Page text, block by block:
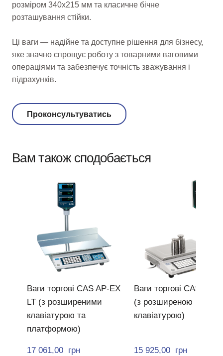
розміром 340х215 мм та класичне бічне
розташування стійки.
Ці ваги — надійне та доступне рішення для бізнесу,
яке значно спрощує роботу з товарними ваговими
операціями та забезпечує точність зважування і
підрахунків.
Проконсультуватись
Вам також сподобається
Ваги торгові CAS AP-EX
LT (з розширеними
клавіатурою та
платформою)
17 061,00  грн
Ваги торгові CAS AP-
(з розширеною
клавіатурою)
15 925,00  грн